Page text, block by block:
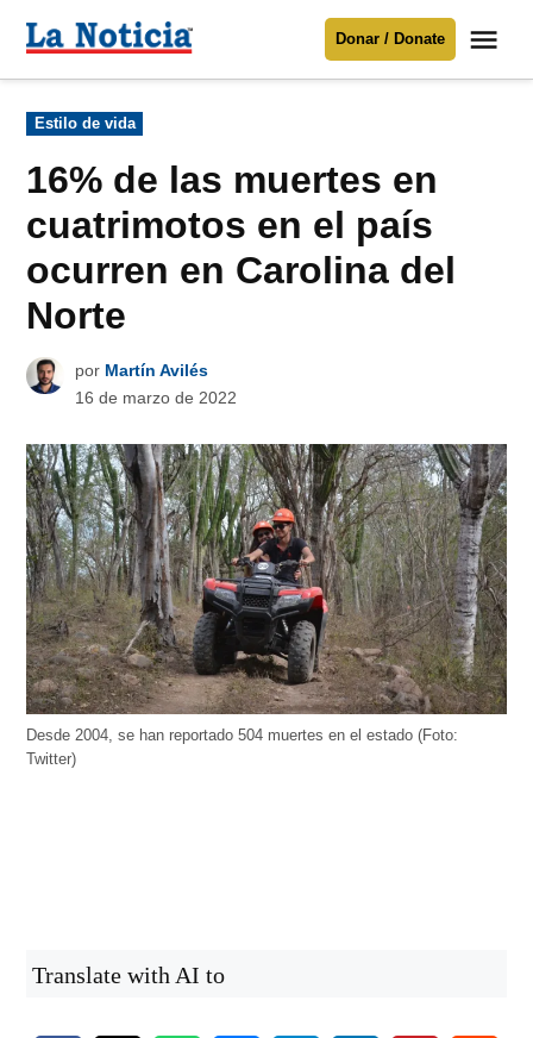
Para mantenerte informado necesitamos
Donar
contenido
Noticia
Donar / Donate
Publicado
en
Estilo de vida
16% de las muertes en
cuatrimotos en el país
ocurren en Carolina del
Norte
por Martín Avilés
16 de marzo de 2022
Desde 2004, se han reportado 504 muertes en el estado (Foto:
Twitter)
Translate with AI to